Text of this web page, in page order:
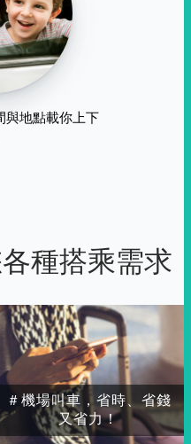
與地點載你上下
種搭乘需求
＃機場叫車，省時、省錢
又省力！